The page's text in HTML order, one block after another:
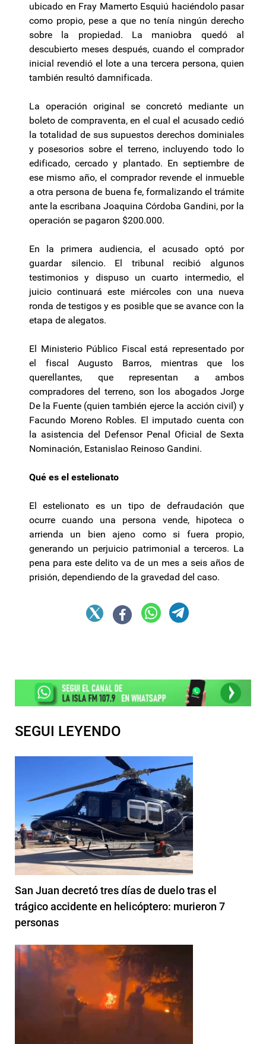
ubicado en Fray Mamerto Esquiú haciéndolo pasar
como propio, pese a que no tenía ningún derecho
sobre la propiedad. La maniobra quedó al
descubierto meses después, cuando el comprador
inicial revendió el lote a una tercera persona, quien
también resultó damnificada.
La operación original se concretó mediante un
boleto de compraventa, en el cual el acusado cedió
la totalidad de sus supuestos derechos dominiales
y posesorios sobre el terreno, incluyendo todo lo
edificado, cercado y plantado. En septiembre de
ese mismo año, el comprador revende el inmueble
a otra persona de buena fe, formalizando el trámite
ante la escribana Joaquina Córdoba Gandini, por la
operación se pagaron $200.000.
En la primera audiencia, el acusado optó por
guardar silencio. El tribunal recibió algunos
testimonios y dispuso un cuarto intermedio, el
juicio continuará este miércoles con una nueva
ronda de testigos y es posible que se avance con la
etapa de alegatos.
El Ministerio Público Fiscal está representado por
el fiscal Augusto Barros, mientras que los
querellantes, que representan a ambos
compradores del terreno, son los abogados Jorge
De la Fuente (quien también ejerce la acción civil) y
Facundo Moreno Robles. El imputado cuenta con
la asistencia del Defensor Penal Oficial de Sexta
Nominación, Estanislao Reinoso Gandini.
Qué es el estelionato
El estelionato es un tipo de defraudación que
ocurre cuando una persona vende, hipoteca o
arrienda un bien ajeno como si fuera propio,
generando un perjuicio patrimonial a terceros. La
pena para este delito va de un mes a seis años de
prisión, dependiendo de la gravedad del caso.
SEGUI LEYENDO
San Juan decretó tres días de duelo tras el
trágico accidente en helicóptero: murieron 7
personas